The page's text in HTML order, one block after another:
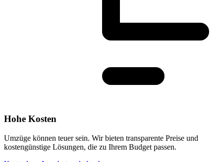
Hohe Kosten
Umzüge können teuer sein. Wir bieten transparente Preise und
kostengünstige Lösungen, die zu Ihrem Budget passen.